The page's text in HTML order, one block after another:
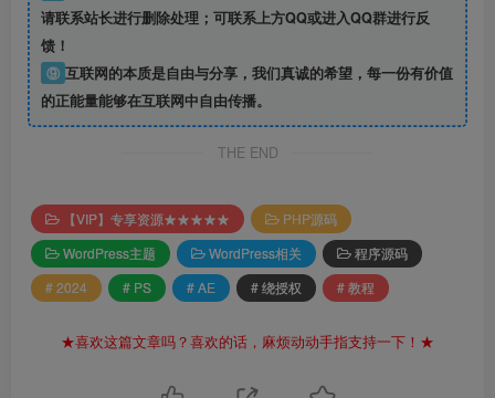
请联系站长进行删除处理；可联系上方QQ或进入QQ群进行反
馈！
⑨ 互联网的本质是自由与分享，我们真诚的希望，每一份有价值
的正能量能够在互联网中自由传播。
THE END
【VIP】专享资源★★★★★
PHP源码
WordPress主题
WordPress相关
程序源码
# 2024
# PS # AE # 绕授权 # 教程
★喜欢这篇文章吗？喜欢的话，麻烦动动手指支持一下！★